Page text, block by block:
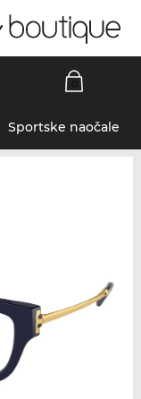
Sportske naočale